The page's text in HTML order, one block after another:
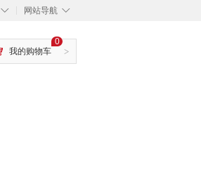
◇ ◇
网站导航
>
0
我的购物车